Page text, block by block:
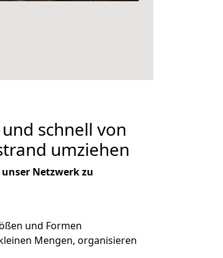
schnell von
umziehen
Netzwerk zu
und Formen
Mengen, organisieren